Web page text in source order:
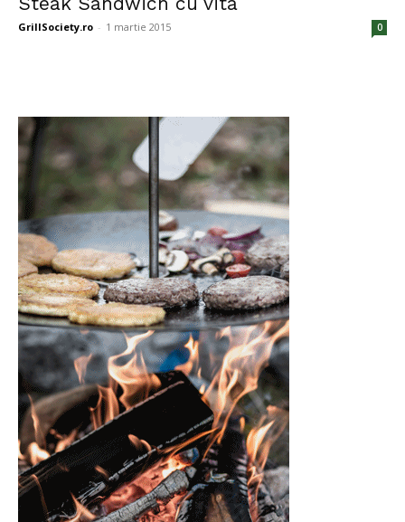
GrillSociety.ro - 1 martie 2015 0